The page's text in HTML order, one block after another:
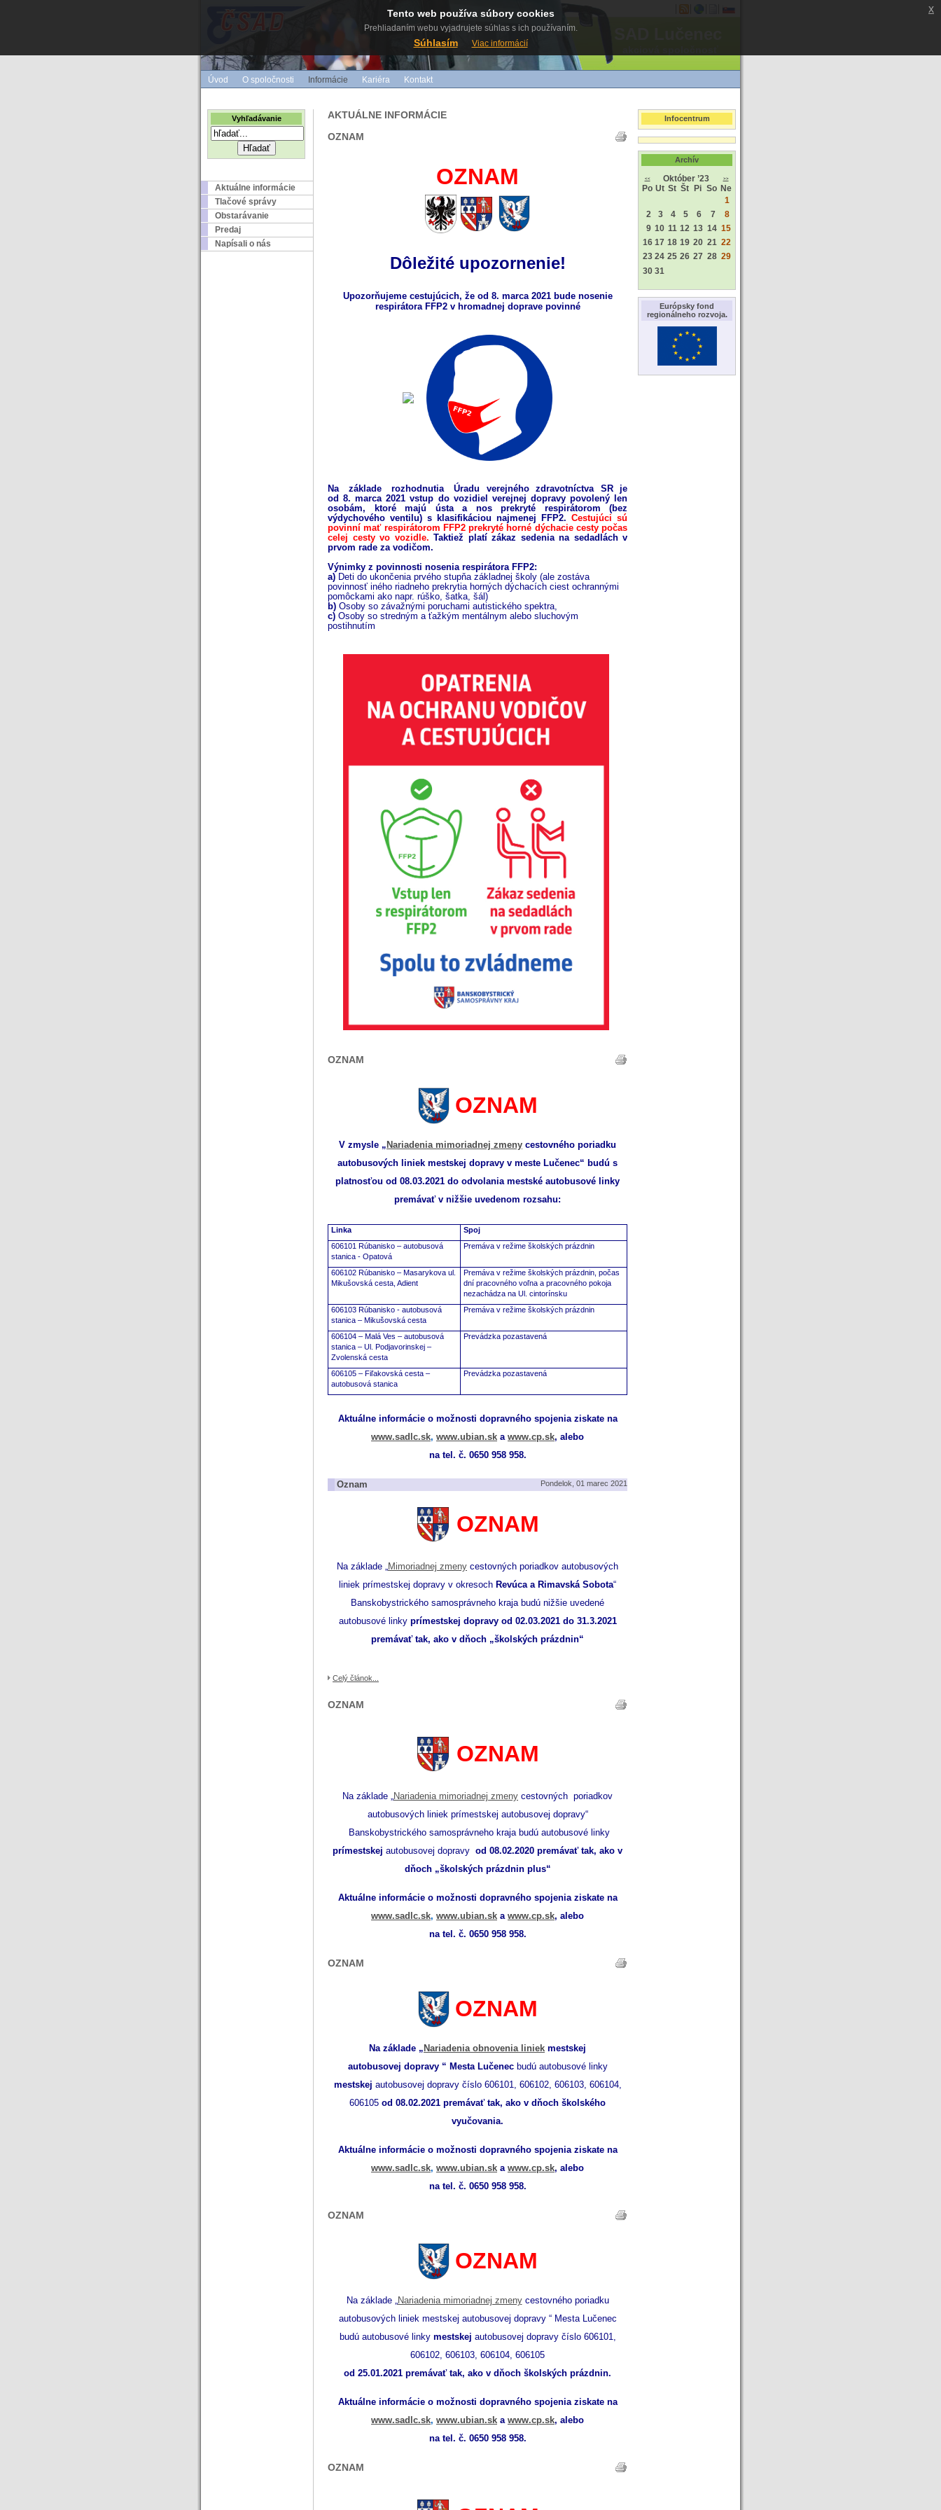
Úvod O spoločnosti Informácie Kariéra Kontakt
Vyhľadávanie
Aktuálne informácie
Tlačové správy
Obstarávanie
Predaj
Napísali o nás
AKTUÁLNE INFORMÁCIE
OZNAM
OZNAM
Dôležité upozornenie!
Upozorňujeme cestujúcich, že od 8. marca 2021 bude nosenie
respirátora FFP2 v hromadnej doprave povinné
Na základe rozhodnutia Úradu verejného zdravotníctva SR je
od 8. marca 2021 vstup do vozidiel verejnej dopravy povolený len
osobám, ktoré majú ústa a nos prekryté respirátorom (bez
výdychového ventilu) s klasifikáciou najmenej FFP2. Cestujúci sú
povinní mať respirátorom FFP2 prekryté horné dýchacie cesty počas
celej cesty vo vozidle. Taktiež platí zákaz sedenia na sedadlách v
prvom rade za vodičom.
Výnimky z povinnosti nosenia respirátora FFP2:
a) Deti do ukončenia prvého stupňa základnej školy (ale zostáva
povinnosť iného riadneho prekrytia horných dýchacích ciest ochrannými
pomôckami ako napr. rúško, šatka, šál)
b) Osoby so závažnými poruchami autistického spektra,
c) Osoby so stredným a ťažkým mentálnym alebo sluchovým
postihnutím
OZNAM
OZNAM
V zmysle „ Nariadenia mimoriadnej zmeny cestovného poriadku
autobusových liniek mestskej dopravy v meste Lučenec“ budú s
platnosťou od 08.03.2021 do odvolania mestské autobusové linky
premávať v nižšie uvedenom rozsahu:
Linka
Spoj
606101 Rúbanisko – autobusová
stanica - Opatová
Premáva v režime školských prázdnin
606102 Rúbanisko – Masarykova ul.
Mikušovská cesta, Adient
Premáva v režime školských prázdnin, počas
dní pracovného voľna a pracovného pokoja
nezachádza na Ul. cintorínsku
606103 Rúbanisko - autobusová
stanica – Mikušovská cesta
Premáva v režime školských prázdnin
606104 – Malá Ves – autobusová
stanica – Ul. Podjavorinskej –
Zvolenská cesta
Prevádzka pozastavená
606105 – Fiľakovská cesta –
autobusová stanica
Prevádzka pozastavená
Aktuálne informácie o možnosti dopravného spojenia ziskate na
www.sadlc.sk, www.ubian.sk a www.cp.sk, alebo
na tel. č. 0650 958 958.
Pondelok, 01 marec 2021
Oznam
OZNAM
Na základe „Mimoriadnej zmeny cestovných poriadkov autobusových
liniek prímestskej dopravy v okresoch Revúca a Rimavská Sobota“
Banskobystrického samosprávneho kraja budú nižšie uvedené
autobusové linky prímestskej dopravy od 02.03.2021 do 31.3.2021
premávať tak, ako v dňoch „školských prázdnin“
Celý článok...
OZNAM
OZNAM
Na základe „Nariadenia mimoriadnej zmeny cestovných poriadkov
autobusových liniek prímestskej autobusovej dopravy“
Banskobystrického samosprávneho kraja budú autobusové linky
prímestskej autobusovej dopravy od 08.02.2020 premávať tak, ako v
dňoch „školských prázdnin plus“
Aktuálne informácie o možnosti dopravného spojenia ziskate na
www.sadlc.sk, www.ubian.sk a www.cp.sk, alebo
na tel. č. 0650 958 958.
OZNAM
OZNAM
Na základe „ Nariadenia obnovenia liniek mestskej
autobusovej dopravy “ Mesta Lučenec budú autobusové linky
mestskej autobusovej dopravy číslo 606101, 606102, 606103, 606104,
606105 od 08.02.2021 premávať tak, ako v dňoch školského
vyučovania.
Aktuálne informácie o možnosti dopravného spojenia ziskate na
www.sadlc.sk, www.ubian.sk a www.cp.sk, alebo
na tel. č. 0650 958 958.
OZNAM
OZNAM
Na základe „Nariadenia mimoriadnej zmenycestovného poriadku
autobusových liniek mestskej autobusovej dopravy “ Mesta Lučenec
budú autobusové linky mestskej autobusovej dopravy číslo 606101,
606102, 606103, 606104, 606105
od 25.01.2021 premávať tak, ako v dňoch školských prázdnin.
Aktuálne informácie o možnosti dopravného spojenia ziskate na
www.sadlc.sk, www.ubian.sk a www.cp.sk, alebo
na tel. č. 0650 958 958.
OZNAM
Infocentrum
Archív
<< Október ’23 >>
Po Ut St Št Pi So Ne
1
2
3 4 5 6 7
8
9 10 11 12 13 14 15
16 17 18 19 20 21 22
23 24 25 26 27 28 29
30 31
Európsky fond
regionálneho rozvoja.
Tento web používa súbory cookies
Prehliadaním webu vyjadrujete súhlas s ich používaním.
Súhlasím Viac informácií
x